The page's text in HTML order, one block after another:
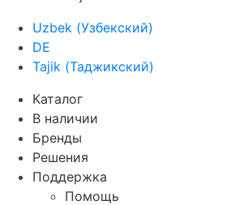
Uzbek (Узбекский)
DE
Tajik (Таджикский)
Каталог
В наличии
Бренды
Решения
Поддержка
Помощь